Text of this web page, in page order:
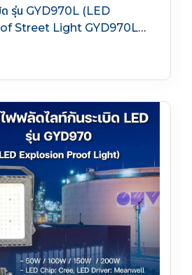
ด รุ่น GYD970L (LED
Street Light GYD970L